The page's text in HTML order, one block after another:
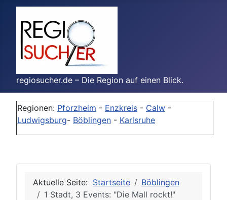
regiosucher.de – Die Region auf einen Blick.
Regionen: Pforzheim - Enzkreis - Calw -
Ludwigsburg- Böblingen - Karlsruhe
Aktuelle Seite: Startseite
Böblingen
1 Stadt, 3 Events: "Die Mall rockt!"